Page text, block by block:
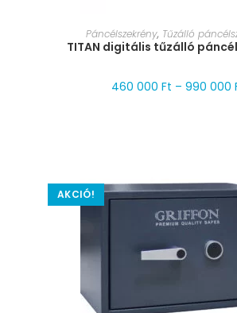
MÉRET VÁLASZTÁSA
Páncélszekrény, Tűzálló
TITAN digitális tűzálló
460 000 Ft – 990 000
AKCIÓ!